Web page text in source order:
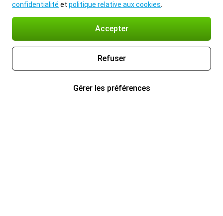
confidentialité et politique relative aux cookies
Accepter
Refuser
Gérer les préférences